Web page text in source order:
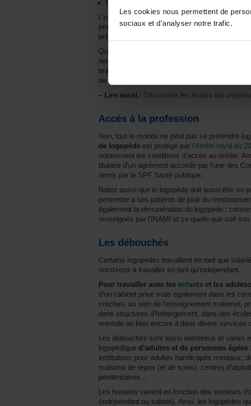
Les cookies nous permettent de
sociaux et d'analyser notre trafic.
Un
L’enseignement en Haute École de type court
pratiques et de stages. Il est centré davantage
préparé rapidement au marché de l’emploi.
Quant à l’enseignement universitaire, il s’agit
non professionnalisant de trois ans, suivi d’un
branche professionnelle choisie. Il y a au
de formation et un mémoire de fin d’études à
– Lire aussi : Découvrez les écoles qui
Accès à la profession
Non, tout le monde ne peut pas se prétendre
de logopède est protégé par l’Arrêté royal du
notamment les conditions d’accès au métier.
titulaire d’un agrément accordé par l’une des
remis par le SPF Santé publique.
Notez aussi que le logopède doit aussi être en
permettre à ses patients de jouir du
également la rémunération du logopède :
renseignés par l’INAMI et ce quelle que soit
Les débouchés
Certains logopèdes travaillent en tant que
nombreux à travailler en tant qu’indépendant.
Pour travailler avec les enfants et les
d’un cabinet privé mais également dans les
crèches, au sein de l’enseignement maternel,
dans structures d’hébergement, dans des
mentale ou bien encore à dans divers services
Les débouchés sont aussi nombreux et variés
logopédique d’adultes et de personnes âgées
institutions pour adultes handicapés mentaux,
maisons de repos (et de soins), centres
pénitentiaires…
Les horaires varient en fonction des secteurs
(indépendant ou salarié). Ainsi, les logopèdes